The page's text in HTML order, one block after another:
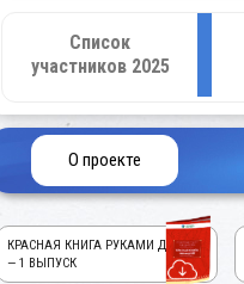
Список
участников 2025
О проекте
КРАСНАЯ КНИГА РУКАМИ ДЕТЕЙ!
— 1 ВЫПУСК